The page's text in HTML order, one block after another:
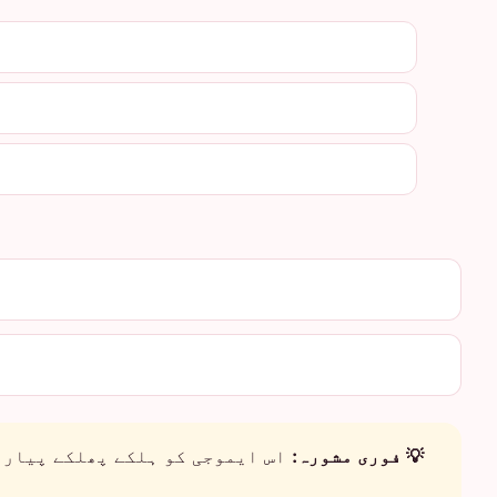
💡 فوری مشورہ: اس ایموجی کو ہلکے پھلکے